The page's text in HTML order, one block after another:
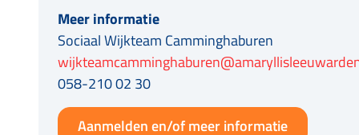
Meer informatie
Sociaal Wijkteam Camminghaburen
058-210 02 30
Aanmelden en/of meer informatie